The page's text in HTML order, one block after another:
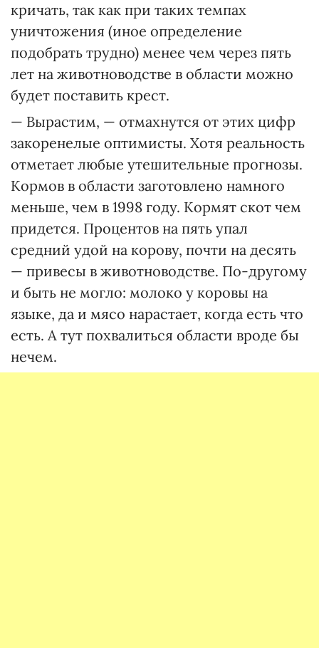
кричать, так как при таких темпах
уничтожения (иное определение
подобрать трудно) менее чем через пять
лет на животноводстве в области можно
будет поставить крест.
— Вырастим, — отмахнутся от этих цифр
закоренелые оптимисты. Хотя реальность
отметает любые утешительные прогнозы.
Кормов в области заготовлено намного
меньше, чем в 1998 году. Кормят скот чем
придется. Процентов на пять упал
средний удой на корову, почти на десять
— привесы в животноводстве. По-другому
и быть не могло: молоко у коровы на
языке, да и мясо нарастает, когда есть что
есть. А тут похвалиться области вроде бы
нечем.